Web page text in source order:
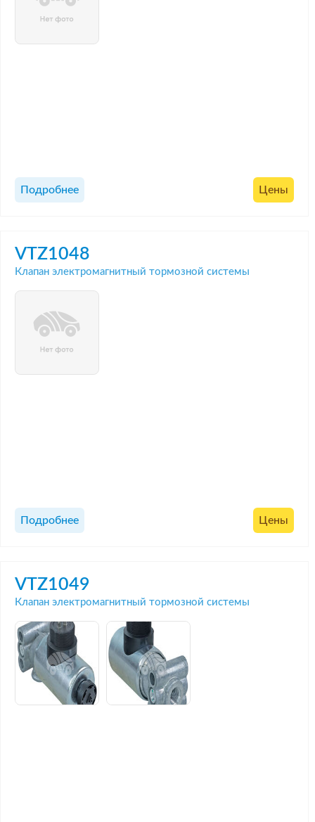
Подробнее Цены
VTZ1048
Клапан электромагнитный тормозной системы
Подробнее Цены
VTZ1049
Клапан электромагнитный тормозной системы